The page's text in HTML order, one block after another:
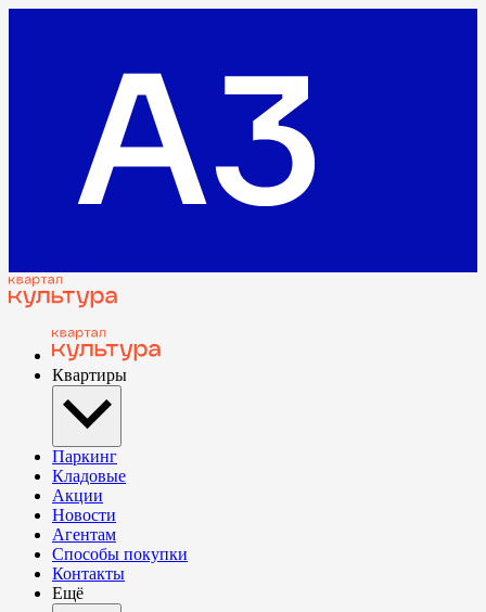
Квартиры
Паркинг
Кладовые
Акции
Новости
Агентам
Способы покупки
Контакты
Ещё